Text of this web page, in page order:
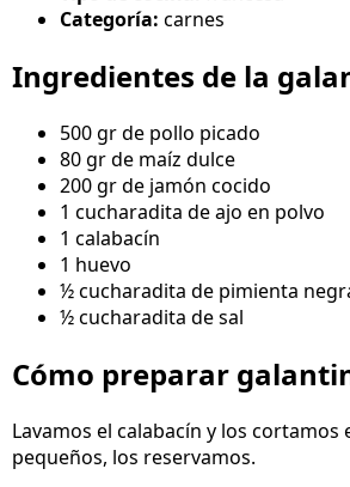
Categoría: carnes
Ingredientes de la
500 gr de pollo picado
80 gr de maíz dulce
200 gr de jamón cocido
1 cucharadita de ajo en polvo
1 calabacín
1 huevo
½ cucharadita de pimienta
½ cucharadita de sal
Cómo preparar
Lavamos el calabacín y los cortamos
pequeños, los reservamos.